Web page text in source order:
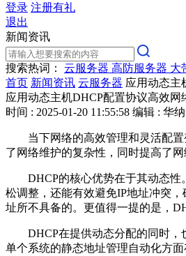
登录 注册有礼
退出
新闻资讯
搜索热词： 云服务器 高防服务器 大
首页 新闻资讯 云服务器 应用动态主
应用动态主机DHCP配置协议高效网
时间 : 2025-01-20 11:55:58 编辑 : 华
当下网络的高效管理和灵活配
了网络维护的复杂性，同时提高了网
DHCP的核心优势在于其动态
松调整，还能有效避免IP地址冲突
址所不具备的。更值得一提的是，
DHCP在提供动态分配的同时
单个系统的静态地址管理自动化方